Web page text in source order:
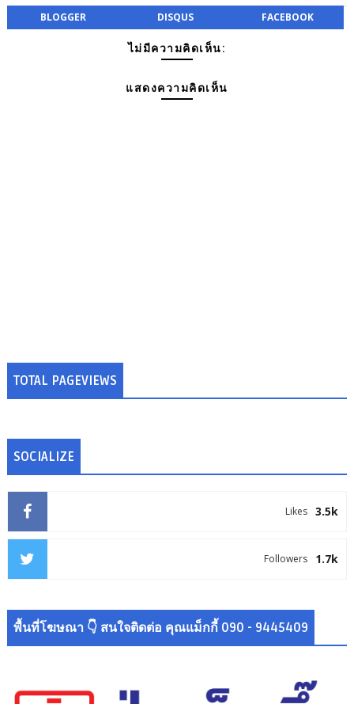
BLOGGER DISQUS FACEBOOK
ไม่มีความคิดเห็น:
แสดงความคิดเห็น
TOTAL PAGEVIEWS
SOCIALIZE
3.5k
Likes
1.7k
Followers
พื้นที่โฆษณา 👇 สนใจติดต่อ คุณแม็กกี้ 090 - 9445409